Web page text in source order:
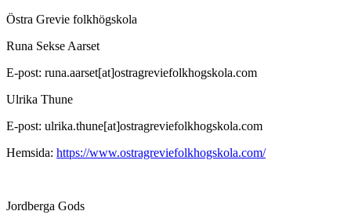
Östra Grevie folkhögskola
Runa Sekse Aarset
E-post: runa.aarset[at]ostragreviefolkhogskola.com
Ulrika Thune
E-post: ulrika.thune[at]ostragreviefolkhogskola.com
Hemsida: https://www.ostragreviefolkhogskola.com/
Jordberga Gods